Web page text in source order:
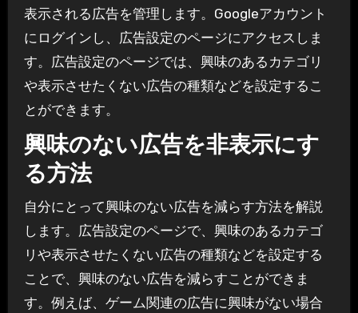
表示される広告を管理します。Googleアカウント
にログインし、広告設定のページにアクセスしま
す。広告設定のページでは、興味のあるカテゴリ
や表示させたくない広告の種類などを設定するこ
とができます。
興味のない広告を非表示にす
る方法
自分にとって興味のない広告を減らす方法を解説
します。広告設定のページで、興味のあるカテゴ
リや表示させたくない広告の種類などを設定する
ことで、興味のない広告を減らすことができま
す。例えば、ゲーム関連の広告に興味がない場合